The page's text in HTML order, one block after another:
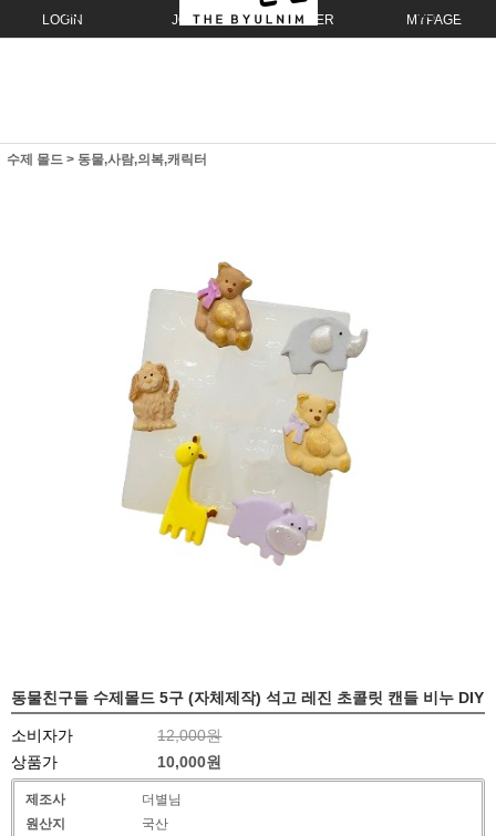
LOGIN JOIN ORDER MYPAGE
수제 몰드 > 동물,사람,의복,캐릭터
동물친구들 수제몰드 5구 (자체제작) 석고 레진 초콜릿 캔들 비누 DIY
소비자가
12,000원
상품가
10,000원
제조사
더별님
원산지
국산